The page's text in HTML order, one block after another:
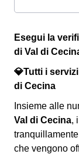
Esegui la
di Val di
💎Tutti i
di Cecina
Insieme alle
Val di Cecina,
che vengono